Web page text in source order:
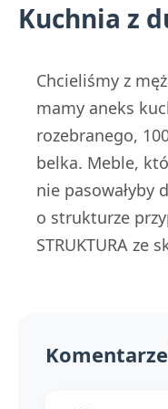
Kuchnia z
Chcieliśmy z
mamy aneks
rozebranego,
belka. Meble,
nie pasowałyby
o strukturze
STRUKTURA ze
Komentarze